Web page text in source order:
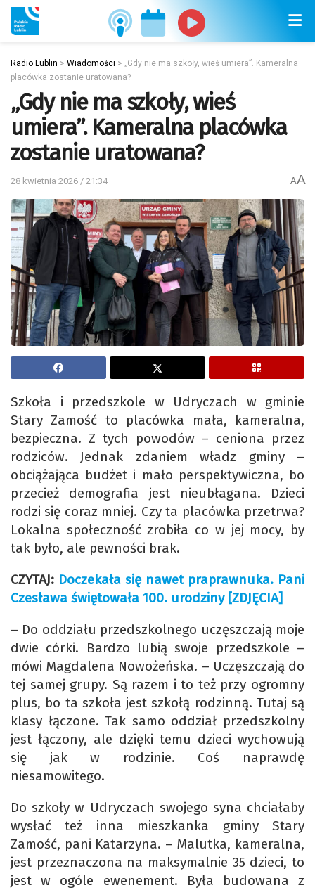
Radio Lublin > Wiadomości > „Gdy nie ma szkoły, wieś umiera”. Kameralna
placówka zostanie uratowana?
„Gdy nie ma szkoły, wieś
umiera”. Kameralna placówka
zostanie uratowana?
28 kwietnia 2026 / 21:34 AA
Szkoła i przedszkole w Udryczach w gminie
Stary Zamość to placówka mała, kameralna,
bezpieczna. Z tych powodów – ceniona przez
rodziców. Jednak zdaniem władz gminy –
obciążająca budżet i mało perspektywiczna, bo
przecież demografia jest nieubłagana. Dzieci
rodzi się coraz mniej. Czy ta placówka przetrwa?
Lokalna społeczność zrobiła co w jej mocy, by
tak było, ale pewności brak.
CZYTAJ: Doczekała się nawet praprawnuka. Pani
Czesława świętowała 100. urodziny [ZDJĘCIA]
– Do oddziału przedszkolnego uczęszczają moje
dwie córki. Bardzo lubią swoje przedszkole –
mówi Magdalena Nowożeńska. – Uczęszczają do
tej samej grupy. Są razem i to też przy ogromny
plus, bo ta szkoła jest szkołą rodzinną. Tutaj są
klasy łączone. Tak samo oddział przedszkolny
jest łączony, ale dzięki temu dzieci wychowują
się jak w rodzinie. Coś naprawdę
niesamowitego.
Do szkoły w Udryczach swojego syna chciałaby
wysłać też inna mieszkanka gminy Stary
Zamość, pani Katarzyna. – Malutka, kameralna,
jest przeznaczona na maksymalnie 35 dzieci, to
jest w ogóle ewenement. Była budowana z